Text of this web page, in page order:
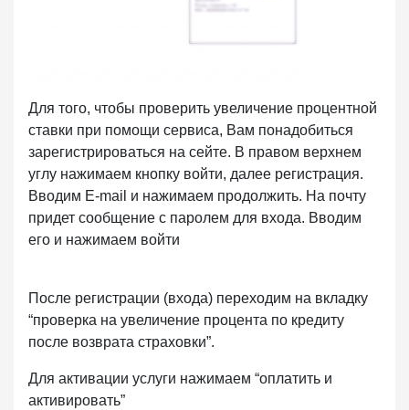
Для того, чтобы проверить увеличение процентной
ставки при помощи сервиса, Вам понадобиться
зарегистрироваться на сейте. В правом верхнем
углу нажимаем кнопку войти, далее регистрация.
Вводим E-mail и нажимаем продолжить. На почту
придет сообщение с паролем для входа. Вводим
его и нажимаем войти
После регистрации (входа) переходим на вкладку
“проверка на увеличение процента по кредиту
после возврата страховки”.
Для активации услуги нажимаем “оплатить и
активировать”